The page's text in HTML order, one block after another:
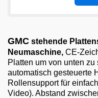
GMC stehende
Neumaschine, CE-
Platten um von unten
automatisch gesteuerte
Rollensupport für
Video). Abstand